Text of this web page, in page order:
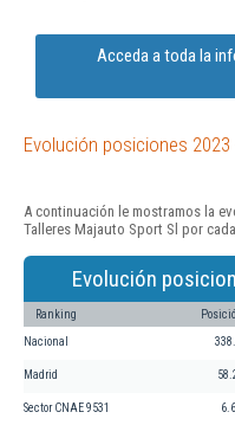
Acceda a toda la
Evolución posiciones 2023
A continuación le mostramos la
Talleres Majauto Sport Sl por
Evolución
Ranking
Nacional
Madrid
Sector CNAE 9531